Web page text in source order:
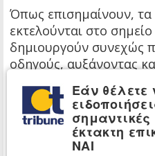
Όπως επισημαίνουν, τα
εκτελούνται στο σημείο
δημιουργούν συνεχώς
οδηγούς, αυξάνοντας
Εάν
σημαντικές
έκτακτη
ΝΑΙ